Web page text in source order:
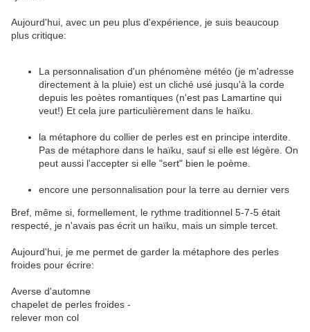
Aujourd'hui, avec un peu plus d'expérience, je suis beaucoup
plus critique:
La personnalisation d'un phénomène météo (je m'adresse
directement à la pluie) est un cliché usé jusqu'à la corde
depuis les poètes romantiques (n'est pas Lamartine qui
veut!) Et cela jure particulièrement dans le haïku.
la métaphore du collier de perles est en principe interdite.
Pas de métaphore dans le haïku, sauf si elle est légère. On
peut aussi l'accepter si elle "sert" bien le poème.
encore une personnalisation pour la terre au dernier vers
Bref, même si, formellement, le rythme traditionnel 5-7-5 était
respecté, je n'avais pas écrit un haïku, mais un simple tercet.
Aujourd'hui, je me permet de garder la métaphore des perles
froides pour écrire:
Averse d'automne
chapelet de perles froides -
relever mon col